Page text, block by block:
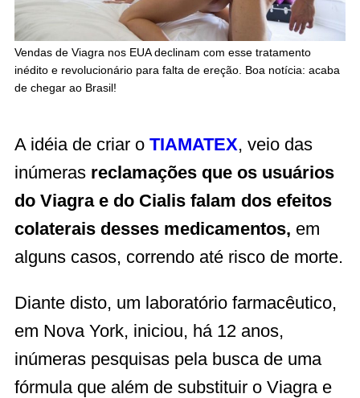
Vendas de Viagra nos EUA declinam com esse tratamento
inédito e revolucionário para falta de ereção. Boa notícia: acaba
de chegar ao Brasil!
A idéia de criar o TIAMATEX, veio das
inúmeras reclamações que os usuários
do Viagra e do Cialis falam dos efeitos
colaterais desses medicamentos, em
alguns casos, correndo até risco de morte.
Diante disto, um laboratório farmacêutico,
em Nova York, iniciou, há 12 anos,
inúmeras pesquisas pela busca de uma
fórmula que além de substituir o Viagra e